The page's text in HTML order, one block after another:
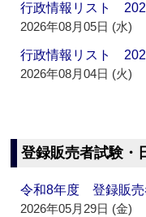
行政情報リスト
2026年08月05日 (水)
行政情報リスト
2026年08月04日 (火)
登録販売者試験・
令和8年度 登録販
2026年05月29日 (金)